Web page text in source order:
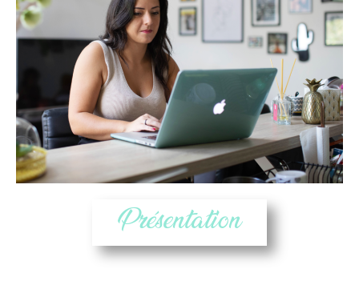
Présentation